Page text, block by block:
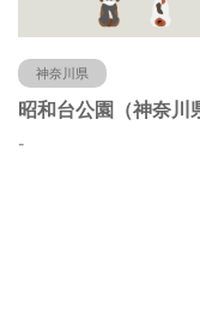
神奈川県
-